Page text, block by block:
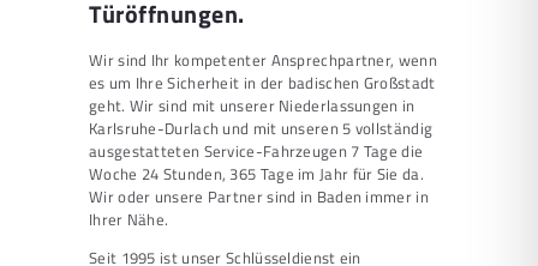
Türöffnungen.
Wir sind Ihr kompetenter Ansprechpartner, wenn
es um Ihre Sicherheit in der badischen Großstadt
geht. Wir sind mit unserer Niederlassungen in
Karlsruhe-Durlach und mit unseren 5 vollständig
ausgestatteten Service-Fahrzeugen 7 Tage die
Woche 24 Stunden, 365 Tage im Jahr für Sie da.
Wir oder unsere Partner sind in Baden immer in
Ihrer Nähe.
Seit 1995 ist unser Schlüsseldienst ein